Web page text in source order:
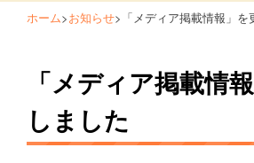
ホーム>お知らせ> 「メディア掲載情報」
「メディア掲載情
しました